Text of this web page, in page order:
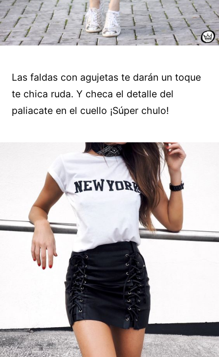
Las faldas con agujetas te darán un toque
te chica ruda. Y checa el detalle del
paliacate en el cuello ¡Súper chulo!